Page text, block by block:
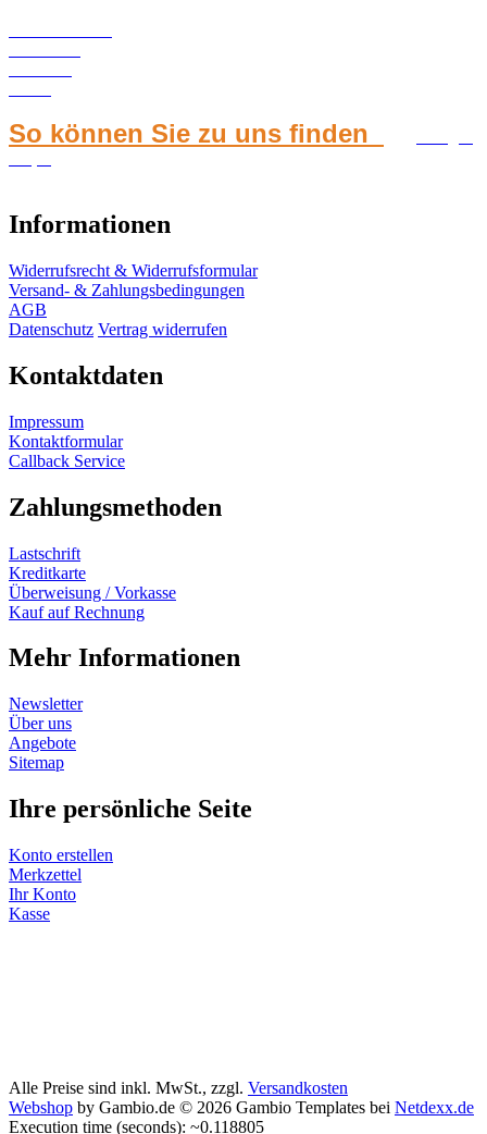
So können Sie zu uns finden
Informationen
Widerrufsrecht & Widerrufsformular
Versand- & Zahlungsbedingungen
AGB
Datenschutz Vertrag widerrufen
Kontaktdaten
Impressum
Kontaktformular
Callback Service
Zahlungsmethoden
Lastschrift
Kreditkarte
Überweisung / Vorkasse
Kauf auf Rechnung
Mehr Informationen
Newsletter
Über uns
Angebote
Sitemap
Ihre persönliche Seite
Konto erstellen
Merkzettel
Ihr Konto
Kasse
Alle Preise sind inkl. MwSt., zzgl. Versandkosten
Webshop by Gambio.de © 2026 Gambio Templates bei Netdexx.de
Execution time (seconds): ~0.118805